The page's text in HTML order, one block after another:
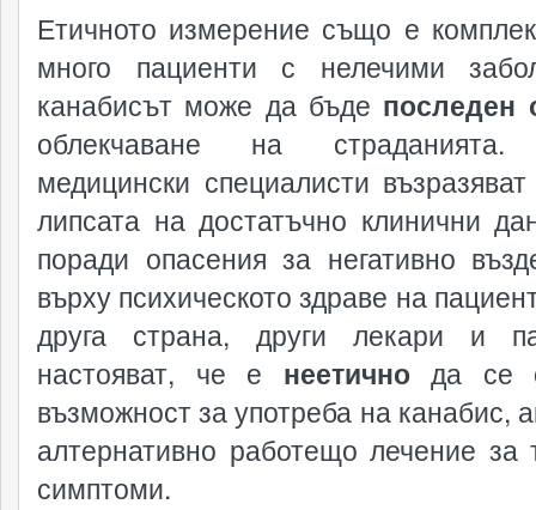
Етичното измерение също е
много пациенти с нелечими
канабисът може да бъде последен
облекчаване на
медицински специалисти
липсата на достатъчно клинични
поради опасения за негативно
върху психическото здраве на
друга страна, други лекари и
настояват, че е неетичнода се
възможност за употреба на канабис,
алтернативно работещо лечение за
симптоми.